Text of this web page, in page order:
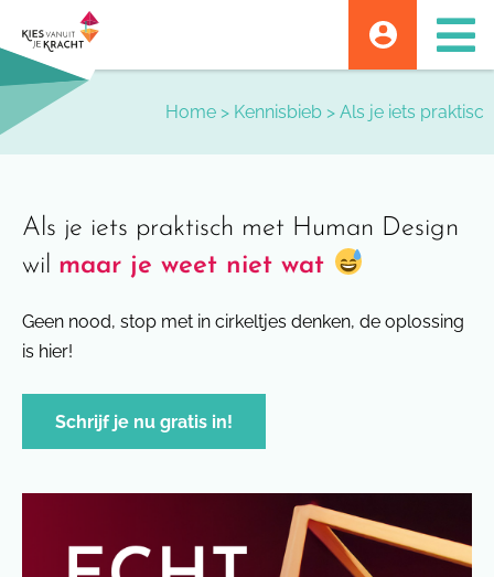
to
content
Home > Kennisbieb > Als je iets
Als je iets praktisch met Human Design
wil maar je weet niet wat
Geen nood, stop met in cirkeltjes denken, de oplossing
is hier!
Schrijf je nu gratis in!